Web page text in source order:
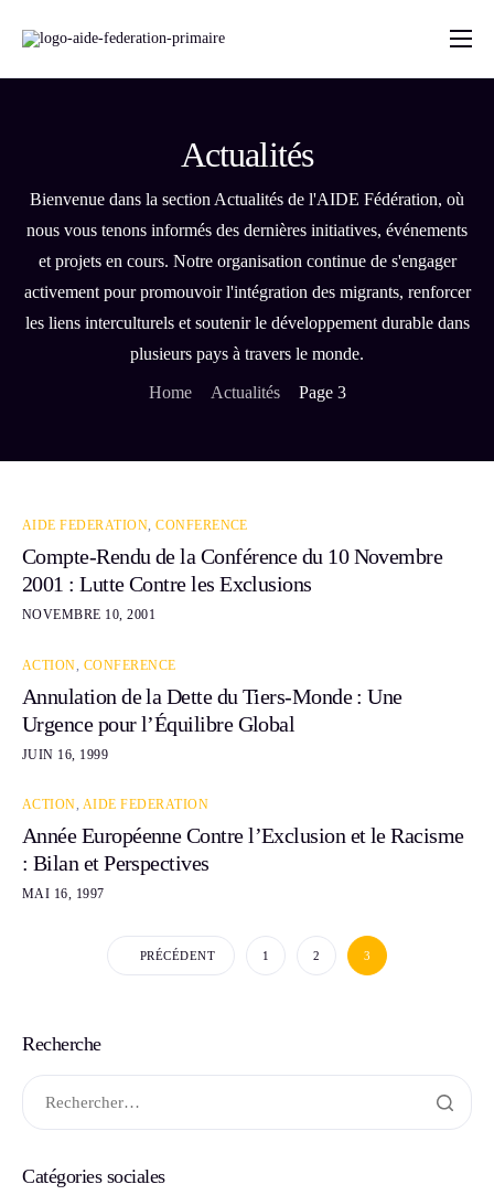
Accueil
Programme par pays
Contact
Actualités
Bienvenue dans la section Actualités de l'AIDE Fédération, où
nous vous tenons informés des dernières initiatives, événements
et projets en cours. Notre organisation continue de s'engager
activement pour promouvoir l'intégration des migrants, renforcer
les liens interculturels et soutenir le développement durable dans
plusieurs pays à travers le monde.
Home Actualités Page 3
AIDE FEDERATION ,CONFERENCE
Compte-Rendu de la Conférence du 10 Novembre
2001 : Lutte Contre les Exclusions
NOVEMBRE 10, 2001
ACTION CONFERENCE
Annulation de la Dette du Tiers-Monde : Une
Urgence pour l’Équilibre Global
JUIN 16, 1999
ACTION, AIDE FEDERATION
Année Européenne Contre l’Exclusion et le Racisme
: Bilan et Perspectives
MAI 16, 1997
PRÉCÉDENT 1 2 3
Recherche
Catégories sociales